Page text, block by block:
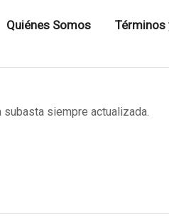
Quiénes Somos Términos
subasta siempre actualizada.